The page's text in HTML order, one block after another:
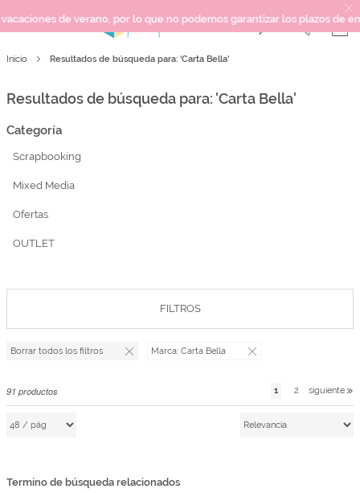
por lo que no podemos garantizar los plazos de entrega ni
Por Puntos
SCRAPBOOKING
CRAFT Y DIY
PAPELERÍA Y FIESTAS
REGALOS
Inicio Resultados de búsqueda para: 'Carta Bella'
Resultados de búsqueda para: 'Carta Bella'
91 productos 1 2 siguiente
Termino de búsqueda relacionados
Categoría
Scrapbooking
Mixed Media
Ofertas
OUTLET
FILTROS
Borrar todos los filtros Marca: Carta Bella